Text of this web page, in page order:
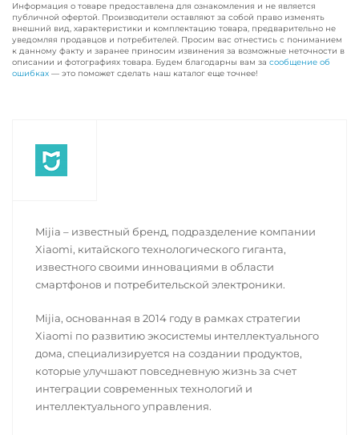
Информация о товаре предоставлена для ознакомления и не является
публичной офертой. Производители оставляют за собой право изменять
внешний вид, характеристики и комплектацию товара, предварительно не
уведомляя продавцов и потребителей. Просим вас отнестись с пониманием
к данному факту и заранее приносим извинения за возможные неточности в
описании и фотографиях товара. Будем благодарны вам за сообщение об
ошибках — это поможет сделать наш каталог еще точнее!
Mijia – известный бренд, подразделение компании
Xiaomi, китайского технологического гиганта,
известного своими инновациями в области
смартфонов и потребительской электроники.
Mijia, основанная в 2014 году в рамках стратегии
Xiaomi по развитию экосистемы интеллектуального
дома, специализируется на создании продуктов,
которые улучшают повседневную жизнь за счет
интеграции современных технологий и
интеллектуального управления.